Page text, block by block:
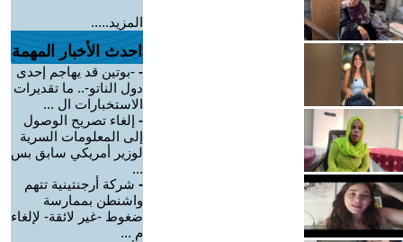
المزيد.....
احدث الأخبار المهمة
- -بوتين قد يهاجم إحدى
دول الناتو-.. ما تقديرات
الاستخبارات ال ...
- إلغاء تصريح الوصول
إلى المعلومات السرية
لوزير أمريكي سابق بس
...
- شركة أرجنتينية تتهم
واشنطن بممارسة
ضغوط -غير لائقة- لإلغاء
م ...